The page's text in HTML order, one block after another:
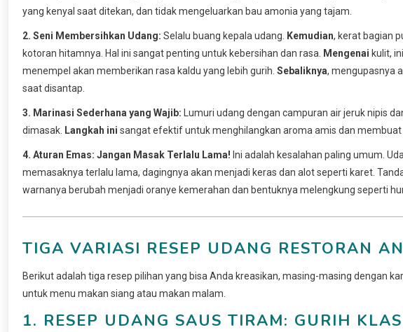
yang kenyal saat ditekan, dan tidak mengeluarkan bau amonia yang tajam.
2. Seni Membersihkan Udang: Selalu buang kepala udang. Kemudian, kerat bagian
kotoran hitamnya. Hal ini sangat penting untuk kebersihan dan rasa.
Mengenai kulit,
menempel akan memberikan rasa kaldu yang lebih gurih. Sebaliknya, mengupasnya
saat disantap.
3. Marinasi Sederhana yang Wajib: Lumuri udang dengan campuran air jeruk nipis
dimasak. Langkah ini sangat efektif untuk menghilangkan aroma amis dan membuat
4. Aturan Emas: Jangan Masak Terlalu Lama! Ini adalah kesalahan paling umum.
memasaknya terlalu lama, dagingnya akan menjadi keras dan alot seperti karet.
warnanya berubah menjadi oranye kemerahan dan bentuknya melengkung seperti
TIGA VARIASI RESEP UDANG RESTORAN
Berikut adalah tiga resep pilihan yang bisa Anda kreasikan, masing-masing dengan
untuk menu makan siang atau makan malam.
1. RESEP UDANG SAUS TIRAM: GURIH